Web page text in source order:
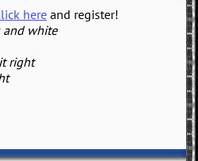
here and register!
and white
right